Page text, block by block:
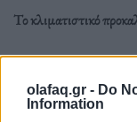
olafaq.gr - Do
Information
Το κλιματιστικό
Σωστό. Οι
από διάφορους